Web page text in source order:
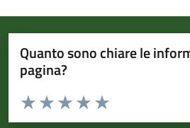
Quanto sono chiare le
pagina?
Valuta da 1 a 5 stelle la pagina
Valuta 5 stelle su 5
Valuta 4 stelle su 5
Valuta 3 stelle su 5
Valuta 2 stelle su 5
Valuta 1 stelle su 5